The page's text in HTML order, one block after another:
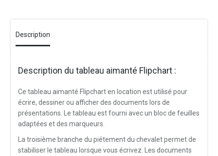
Description
Description du tableau aimanté Flipchart :
Ce tableau aimanté Flipchart en location est utilisé pour
écrire, dessiner ou afficher des documents lors de
présentations. Le tableau est fourni avec un bloc de feuilles
adaptées et des marqueurs.
La troisième branche du piétement du chevalet permet de
stabiliser le tableau lorsque vous écrivez. Les documents